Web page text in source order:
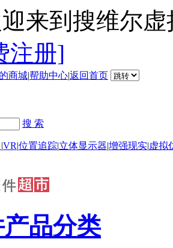
来到搜维尔
注册]
商城|帮助中心|返回首页
搜 索
|VR|位置追踪|立体显示器|增强现实|虚拟
品分类